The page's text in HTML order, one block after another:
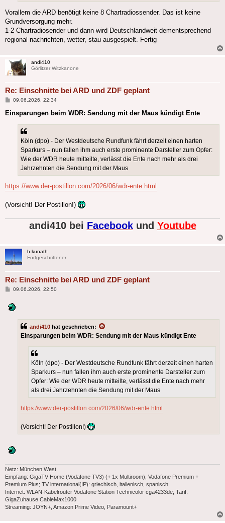
Vorallem die ARD benötigt keine 8 Chartradiossender. Das ist keine
Grundversorgung mehr.
1-2 Chartradiosender und dann wird Deutschlandweit dementsprechend
regional nachrichten, wetter, stau ausgespielt. Fertig
andi410
Görlitzer Witzkanone
Re: Einschnitte bei ARD und ZDF geplant
Beitrag
09.06.2026, 22:34
Einsparungen beim WDR: Sendung mit der Maus kündigt Ente
Köln (dpo) - Der Westdeutsche Rundfunk fährt derzeit einen harten
Sparkurs – nun fallen ihm auch erste prominente Darsteller zum Opfer:
Wie der WDR heute mitteilte, verlässt die Ente nach mehr als drei
Jahrzehnten die Sendung mit der Maus
https://www.der-postillon.com/2026/06/wdr-ente.html
(Vorsicht! Der Postillon!)
andi410 bei Facebookund Youtube
h.kunath
Fortgeschrittener
Re: Einschnitte bei ARD und ZDF geplant
Beitrag
09.06.2026, 22:50
andi410 hat geschrieben:
Einsparungen beim WDR: Sendung mit der Maus kündigt Ente
Köln (dpo) - Der Westdeutsche Rundfunk fährt derzeit einen harten
Sparkurs – nun fallen ihm auch erste prominente Darsteller zum
Opfer: Wie der WDR heute mitteilte, verlässt die Ente nach mehr
als drei Jahrzehnten die Sendung mit der Maus
https://www.der-postillon.com/2026/06/wdr-ente.html
(Vorsicht! Der Postillon!)
Netz: München West
Empfang: GigaTV Home (Vodafone TV3) (+ 1x Multiroom), Vodafone Premium +
Premium Plus; TV international(IP): griechisch, italienisch, spanisch
Internet: WLAN-Kabelrouter Vodafone Station Technicolor cga4233de; Tarif:
GigaZuhause CableMax1000
Streaming: JOYN+, Amazon Prime Video, Paramount+